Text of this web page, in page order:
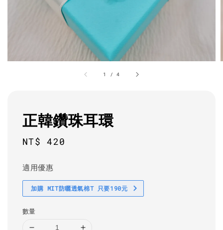
1 /4
正韓鑽珠耳環
Regular
NT$ 420
適用優惠
加購 MIT防曬透氣棉T 只要190元
數量